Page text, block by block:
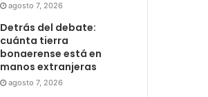
agosto 7, 2026
Detrás del debate:
cuánta tierra
bonaerense está en
manos extranjeras
agosto 7, 2026